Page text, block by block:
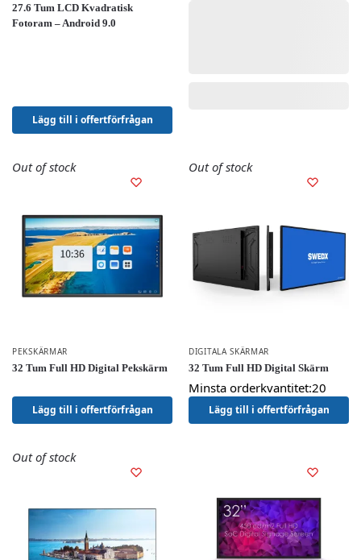
27.6 Tum LCD Kvadratisk
Fotoram – Android 9.0
Lägg till i offertförfrågan
Out of stock
PEKSKÄRMAR
32 Tum Full HD Digital Pekskärm
Lägg till i offertförfrågan
Out of stock
DIGITALA SKÄRMAR
32 Tum Full HD Digital Skärm
Minsta orderkvantitet:20
Lägg till i offertförfrågan
Out of stock